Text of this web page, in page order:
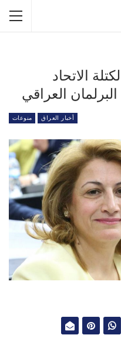
الاتحاد
العراقي
أخبار العراق منوعات